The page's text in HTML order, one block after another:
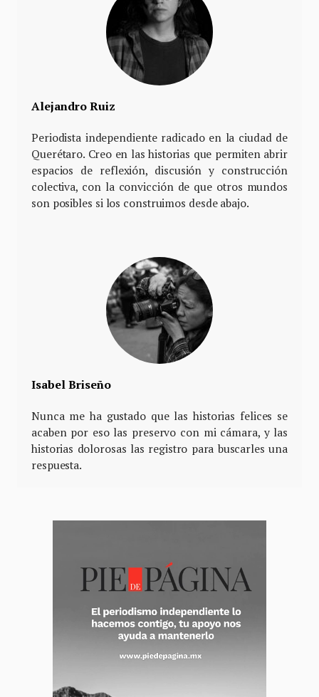
Alejandro Ruiz
Periodista independiente radicado en la ciudad de
Querétaro. Creo en las historias que permiten abrir
espacios de reflexión, discusión y construcción
colectiva, con la convicción de que otros mundos
son posibles si los construimos desde abajo.
Isabel Briseño
Nunca me ha gustado que las historias felices se
acaben por eso las preservo con mi cámara, y las
historias dolorosas las registro para buscarles una
respuesta.